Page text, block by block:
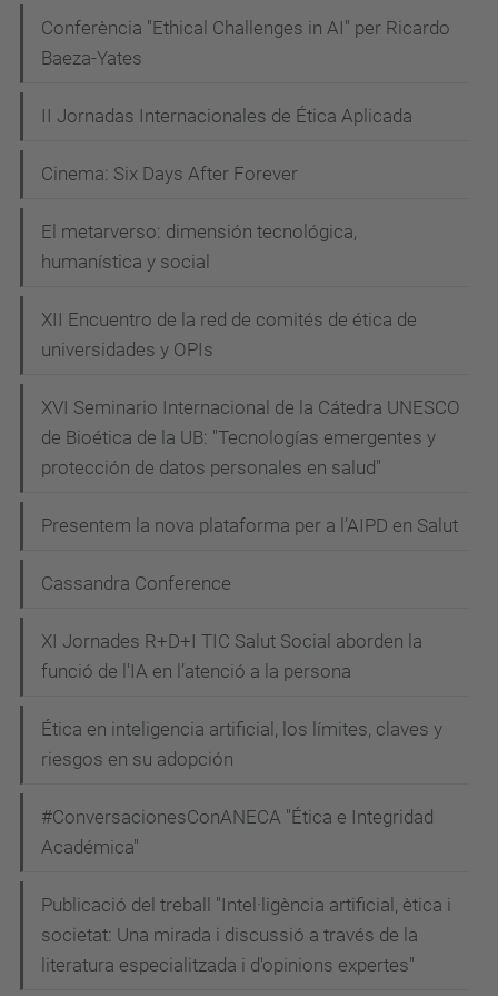
Conferència "Ethical Challenges in AI" per Ricardo
Baeza-Yates
II Jornadas Internacionales de Ética Aplicada
Cinema: Six Days After Forever
El metarverso: dimensión tecnológica,
humanística y social
XII Encuentro de la red de comités de ética de
universidades y OPIs
XVI Seminario Internacional de la Cátedra UNESCO
de Bioética de la UB: "Tecnologías emergentes y
protección de datos personales en salud"
Presentem la nova plataforma per a l’AIPD en Salut
Cassandra Conference
XI Jornades R+D+I TIC Salut Social aborden la
funció de l'IA en l’atenció a la persona
Ética en inteligencia artificial, los límites, claves y
riesgos en su adopción
#ConversacionesConANECA "Ética e Integridad
Académica"
Publicació del treball "Intel·ligència artificial, ètica i
societat: Una mirada i discussió a través de la
literatura especialitzada i d'opinions expertes"